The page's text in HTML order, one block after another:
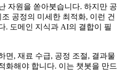
자원을 쏟아붓습니다. 하지만 공
공정의 미세한 최적화, 이런 건
. 도메인 지식과 AI의 결합이 필
면, 재료 수급, 공정 조절, 결과물
화해야 합니다. 이는 챗봇을 만드